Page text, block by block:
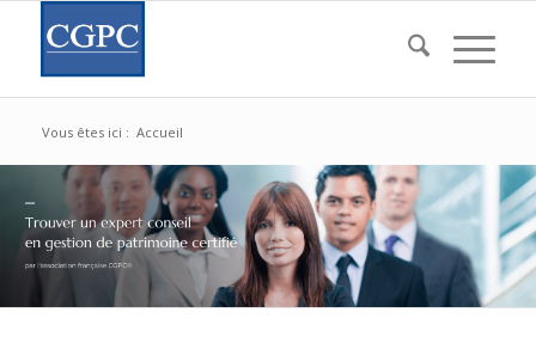
Vous êtes ici : Accueil